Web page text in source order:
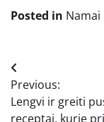
Posted in Namai
Navigacija
tarp
Previous:
Lengvi ir greiti
receptai, kurie